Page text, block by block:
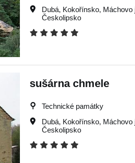
Dubá, Kokořínsko, Máchovo
Českolipsko
sušárna chmele
Technické památky
Dubá, Kokořínsko, Máchovo
Českolipsko